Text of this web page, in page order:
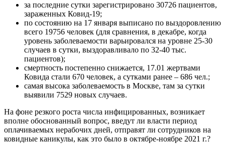
за последние сутки зарегистрировано 30726 пациентов,
зараженных Ковид-19;
по состоянию на 17 января выписано по выздоровлению
всего 19756 человек (для сравнения, в декабре, когда
уровень заболеваемости варьировался на уровне 25-30
случаев в сутки, выздоравливало по 32-40 тыс.
пациентов);
смертность постепенно снижается, 17.01 жертвами
Ковида стали 670 человек, а сутками ранее – 686 чел.;
самая высока заболеваемость в Москве, там за сутки
выявили 7529 новых случаев.
На фоне резкого роста числа инфицированных, возникает
вполне обоснованный вопрос, введут ли власти период
оплачиваемых нерабочих дней, отправят ли сотрудников на
ковидные каникулы, как это было в октябре-ноябре 2021 г.?